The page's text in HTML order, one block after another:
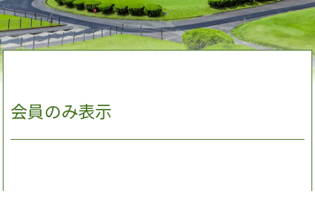
会員のみ表示